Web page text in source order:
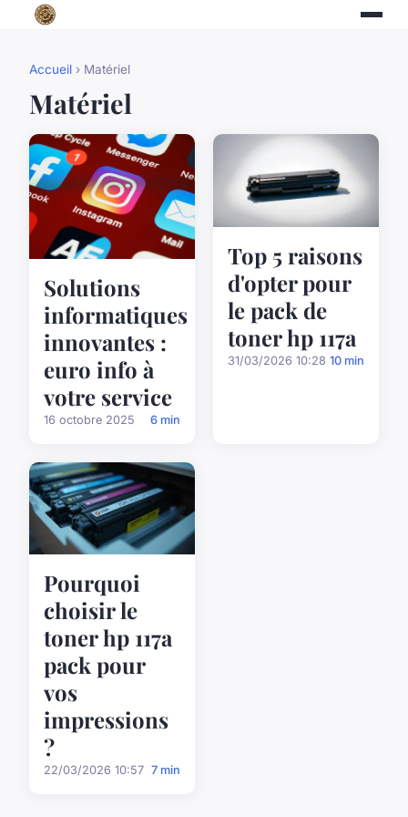
Accueil › Matériel
Matériel
Solutions
informatiques
innovantes :
euro info à
votre service
16 octobre 2025 6 min
Top 5 raisons
d'opter pour
le pack de
toner hp 117a
31/03/2026 10:28 10 min
Pourquoi
choisir le
toner hp 117a
pack pour
vos
impressions
?
22/03/2026 10:57 7 min